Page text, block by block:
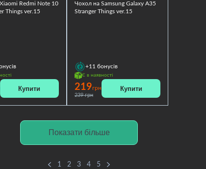
Redmi Note 10
Things ver.15
Купити
Чохол на Samsung Galaxy A35
Stranger Things ver.15
+11 бонусів
Є в наявності
219грн
239 грн
Купити
Показати більше
1 2 3 4 5